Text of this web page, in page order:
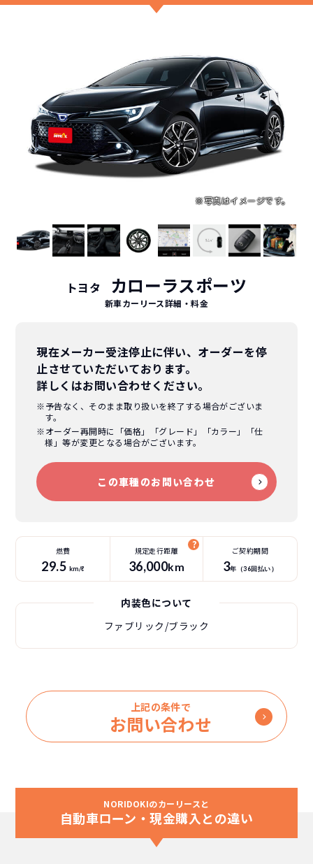
トヨタ カローラスポーツ
新車カーリース詳細 ・料金
現在メーカー受注停止に伴い、オーダーを停
止させていただいております。
詳しくはお問い合わせください。
※予告なく、そのまま取り扱いを終了する場合がございま
す。
※オーダー再開時に「価格」「グレード」「カラー」「仕
様」等が変更となる場合がございます。
この車種のお問い合わせ
燃費
29.5 km/ℓ
規定走行距離
36,000km
ご契約期間
3年（36回払い）
内装色について
ファブリック/ブラック
上記の条件で
お問い合わせ
NORIDOKIのカーリースと
自動車ローン・現金購入との違い